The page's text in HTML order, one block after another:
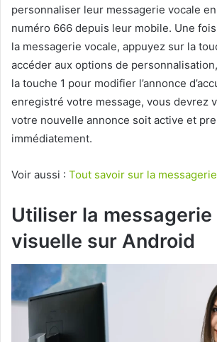
personnaliser leur messagerie vocale
numéro 666 depuis leur mobile. Une
la messagerie vocale, appuyez sur la
accéder aux options de
la touche 1 pour modifier l’annonce
enregistré votre message, vous devrez
votre nouvelle annonce soit active et
immédiatement.
Voir aussi : Tout savoir sur la
Utiliser la
visuelle sur Android